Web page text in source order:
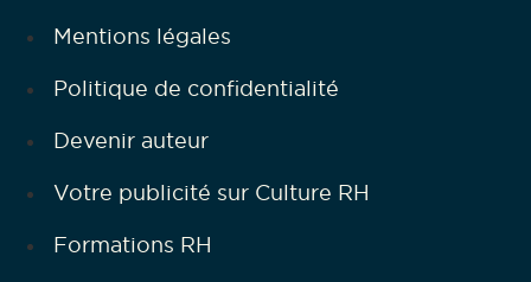
Mentions légales
Politique de confidentialité
Devenir auteur
Votre publicité sur Culture RH
Formations RH